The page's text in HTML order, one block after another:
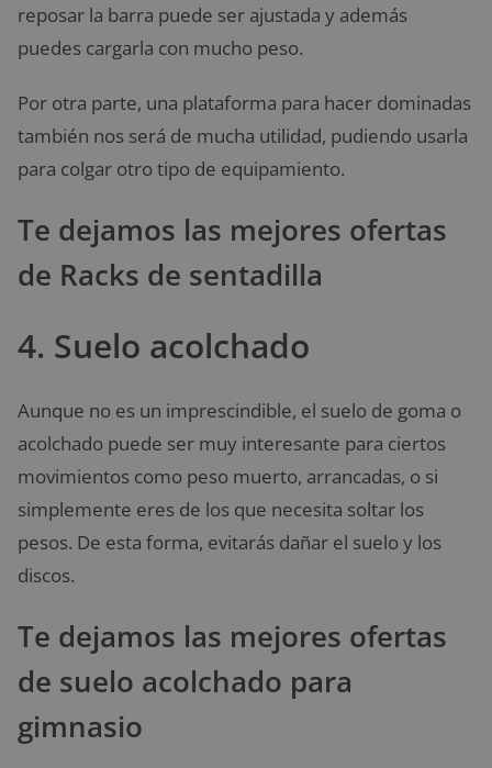
reposar la barra puede ser ajustada y además
puedes cargarla con mucho peso.
Por otra parte, una plataforma para hacer dominadas
también nos será de mucha utilidad, pudiendo usarla
para colgar otro tipo de equipamiento.
Te dejamos las mejores ofertas
de Racks de sentadilla
4. Suelo acolchado
Aunque no es un imprescindible, el suelo de goma o
acolchado puede ser muy interesante para ciertos
movimientos como peso muerto, arrancadas, o si
simplemente eres de los que necesita soltar los
pesos. De esta forma, evitarás dañar el suelo y los
discos.
Te dejamos las mejores ofertas
de suelo acolchado para
gimnasio